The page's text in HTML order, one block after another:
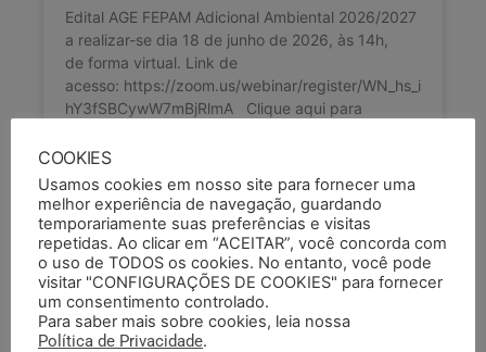
Edital AGE FEPAM Adicional Ambiental 2026/2027
a realizar-se dia 18 de junho de 2026, às 14h,
de forma virtual. Link de
acesso: https://zoom.us/webinar/register/WN_hs_i
hY3fSBCywW7mBjRlmA Clique aqui para
LEIA COMPLETO »
17/06/2026
EDITAL AGE FUNDAÇÕES, EMATER,
UERGS E EGR – 19.05.26 ABERTURA
COOKIES
Usamos cookies em nosso site para fornecer uma
melhor experiência de navegação, guardando
temporariamente suas preferências e visitas
repetidas. Ao clicar em “ACEITAR”, você concorda com
o uso de TODOS os cookies. No entanto, você pode
visitar "CONFIGURAÇÕES DE COOKIES" para fornecer
um consentimento controlado.
Para saber mais sobre cookies, leia nossa
Política de Privacidade.